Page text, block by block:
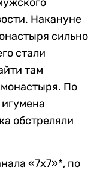
Накануне
сильно
стали
там
По
обстреляли
«7х7»*, по